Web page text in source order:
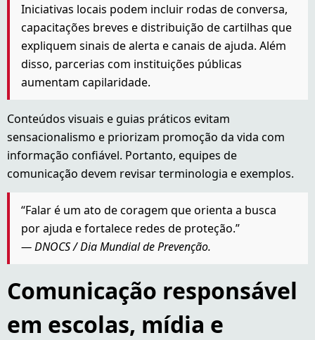
Iniciativas locais podem incluir rodas de conversa,
capacitações breves e distribuição de cartilhas que
expliquem sinais de alerta e canais de ajuda. Além
disso, parcerias com instituições públicas
aumentam capilaridade.
Conteúdos visuais e guias práticos evitam
sensacionalismo e priorizam promoção da vida com
informação confiável. Portanto, equipes de
comunicação devem revisar terminologia e exemplos.
“Falar é um ato de coragem que orienta a busca
por ajuda e fortalece redes de proteção.”
— DNOCS / Dia Mundial de Prevenção.
Comunicação responsável
em escolas, mídia e